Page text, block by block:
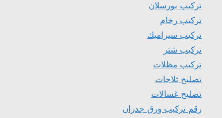
تركيب بورسلان
تركيب رخام
تركيب سيراميك
تركيب شتر
تركيب مظلات
تصليح ثلاجات
تصليح غسالات
رقم تركيب ورق جدران